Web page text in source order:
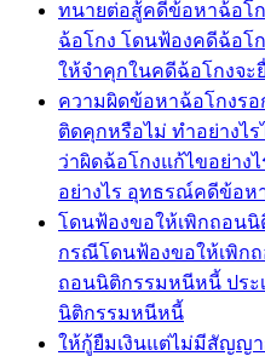
ทนายต่อสู้คดีข้อหาฉ้อโก
ฉ้อโกง โดนฟ้องคดีฉ้อโ
ให้จำคุกในคดีฉ้อโกงจ
ความผิดข้อหาฉ้อโกงร
ติดคุกหรือไม่ ทำอย่างไ
ว่าผิดฉ้อโกงแก้ไขอย่าง
อย่างไร อุทธรณ์คดีข้อห
โดนฟ้องขอให้เพิกถอนนิ
กรณีโดนฟ้องขอให้เพิก
ถอนนิติกรรมหนีหนี้ ปร
นิติกรรมหนีหนี้
ให้กู้ยืมเงินแต่ไม่มีสัญญ